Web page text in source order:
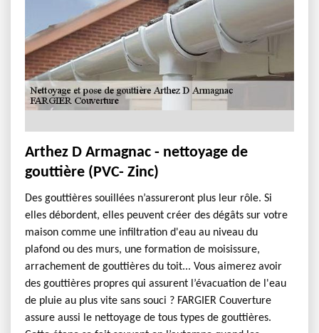
Arthez D Armagnac - nettoyage de
gouttière (PVC- Zinc)
Des gouttières souillées n’assureront plus leur rôle. Si
elles débordent, elles peuvent créer des dégâts sur votre
maison comme une infiltration d'eau au niveau du
plafond ou des murs, une formation de moisissure,
arrachement de gouttières du toit... Vous aimerez avoir
des gouttières propres qui assurent l’évacuation de l'eau
de pluie au plus vite sans souci ? FARGIER Couverture
assure aussi le nettoyage de tous types de gouttières.